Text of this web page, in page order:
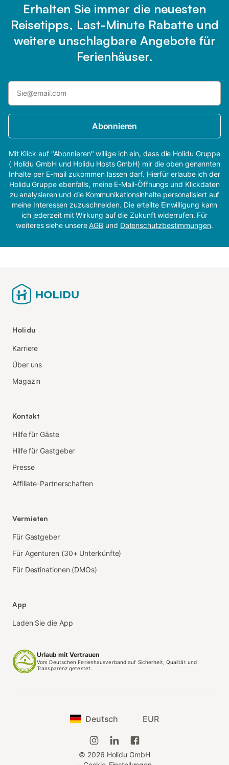
Erhalten Sie immer die neuesten
Reisetipps, Last-Minute Rabatte und
weitere unschlagbare Angebote für
Ferienhäuser.
Abonnieren
Mit Klick auf "Abonnieren" willige ich ein, dass die Holidu Gruppe
( Holidu GmbH und Holidu Hosts GmbH) mir die oben genannten
Inhalte per E-mail zukommen lassen darf. Hierfür erlaube ich der
Holidu Gruppe ebenfalls, meine E-Mail-Öffnungs und Klickdaten
zu analysieren und die Kommunikationsinhalte personalisiert auf
meine Interessen zuzuschneiden. Die erteilte Einwilligung kann
ich jederzeit mit Wirkung auf die Zukunft widerrufen. Für
weiteres siehe unsereAGB und Datenschutzbestimmungen.
Holidu
Karriere
Über uns
Magazin
Kontakt
Hilfe für Gäste
Hilfe für Gastgeber
Presse
Affiliate-Partnerschaften
Vermieten
Für Gastgeber
Für Agenturen (30+ Unterkünfte)
Für Destinationen (DMOs)
App
Laden Sie die App
Urlaub mit Vertrauen
Vom Deutschen Ferienhausverband auf Sicherheit, Qualität und
Transparenz getestet.
Deutsch EUR
© 2026 Holidu GmbH